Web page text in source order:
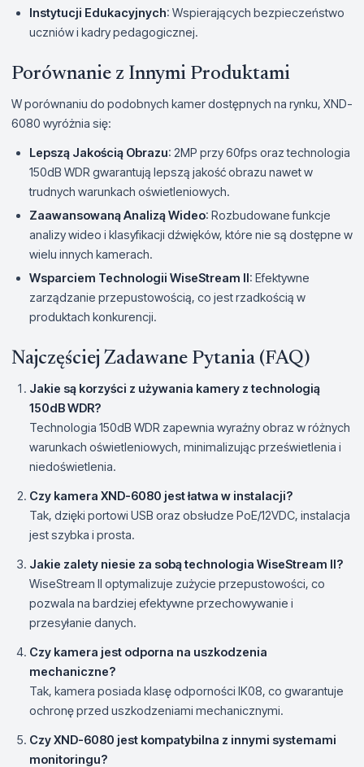
Instytucji Edukacyjnych: Wspierających bezpieczeństwo
uczniów i kadry pedagogicznej.
Porównanie z Innymi Produktami
W porównaniu do podobnych kamer dostępnych na rynku, XND-
6080 wyróżnia się:
Lepszą Jakością Obrazu: 2MP przy 60fps oraz technologia
150dB WDR gwarantują lepszą jakość obrazu nawet w
trudnych warunkach oświetleniowych.
Zaawansowaną Analizą Wideo: Rozbudowane funkcje
analizy wideo i klasyfikacji dźwięków, które nie są dostępne w
wielu innych kamerach.
Wsparciem Technologii WiseStream II: Efektywne
zarządzanie przepustowością, co jest rzadkością w
produktach konkurencji.
Najczęściej Zadawane Pytania (FAQ)
Jakie są korzyści z używania kamery z technologią
150dB WDR?
Technologia 150dB WDR zapewnia wyraźny obraz w różnych
warunkach oświetleniowych, minimalizując prześwietlenia i
niedoświetlenia.
Czy kamera XND-6080 jest łatwa w instalacji?
Tak, dzięki portowi USB oraz obsłudze PoE/12VDC, instalacja
jest szybka i prosta.
Jakie zalety niesie za sobą technologia WiseStream II?
WiseStream II optymalizuje zużycie przepustowości, co
pozwala na bardziej efektywne przechowywanie i
przesyłanie danych.
Czy kamera jest odporna na uszkodzenia
mechaniczne?
Tak, kamera posiada klasę odporności IK08, co gwarantuje
ochronę przed uszkodzeniami mechanicznymi.
Czy XND-6080 jest kompatybilna z innymi systemami
monitoringu?